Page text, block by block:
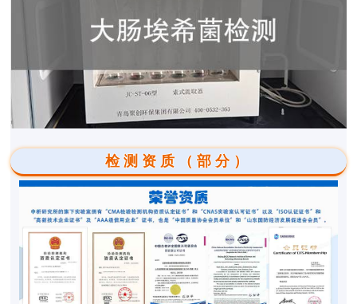
检测资质（部分）